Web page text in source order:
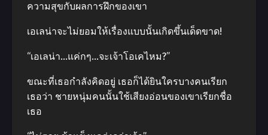
ความสุขกับผลการฝึกของเขา
เอเลน่าจะไม่ยอมให้เรื่องแบบนั้นเกิดขึ้นเด็ดขาด!
“เอเลน่า…แค่กๆ…จะเจ้าโอเคไหม?”
ขณะที่เธอกําลังคิดอยู่ เธอก็ได้ยินใครบางคนเรียก
เธอว่า ชายหนุ่มคนนั้นใช้เสียงอ่อนของเขาเรียกชื่อ
เธอ